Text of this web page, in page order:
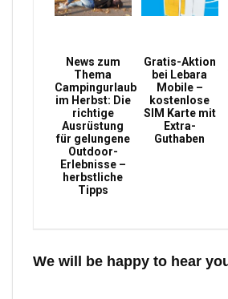
News zum
Thema
Campingurlaub
im Herbst: Die
richtige
Ausrüstung
für gelungene
Outdoor-
Erlebnisse –
herbstliche
Tipps
Gratis-Aktion
bei Lebara
Mobile –
kostenlose
SIM Karte mit
Extra-
Guthaben
We will be happy to hear